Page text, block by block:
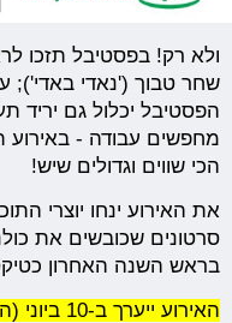
ולא רק! בפסטיבל תזכו
שחר טבוך ('נאדי באדי');
הפסטיבל יכלול גם יריד
מחפשים עבודה - באירוע
הכי שווים וגדולים שיש!
את האירוע ינחו יוצרי
סרטונים שכובשים את
בראש השנה האחרון